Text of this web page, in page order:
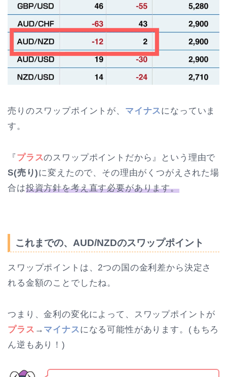
売りのスワップポイントが、 マイナスになっていま
す。
『 プラスのスワップポイントだから』という理由で
S(売り)に変えたので、その理由がくつがえされた場
合は投資方針を考え直す必要があります。
これまでの、AUD/NZDのスワップポイント
スワップポイントは、2つの国の金利差から決定さ
れる金額のことでしたね。
つまり、金利の変化によって、スワップポイントが
プラス → マイナス になる可能性があります。(もちろ
ん逆もあり！)